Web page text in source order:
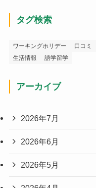
タグ検索
ワーキングホリデー 口コミ
生活情報
語学留学
アーカイブ
2026年7月
2026年6月
2026年5月